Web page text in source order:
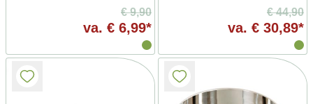
€ 9,90
va. € 6,99*
€ 44,90
va. € 30,89*